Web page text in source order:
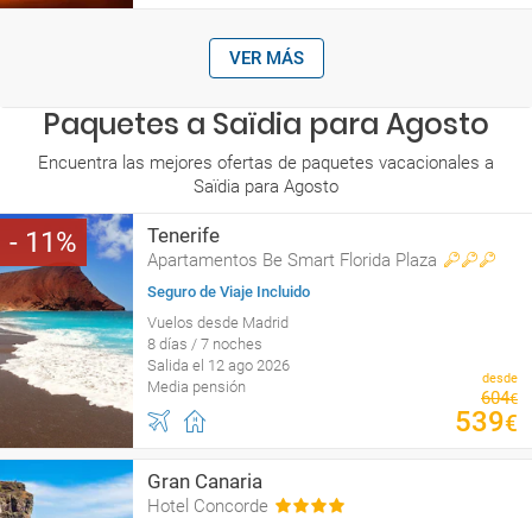
VER MÁS
Paquetes a Saïdia para Agosto
Encuentra las mejores ofertas de paquetes vacacionales a
Saïdia para Agosto
11 Tenerife
Apartamentos Be Smart Florida Plaza
Seguro de Viaje Incluido
Vuelos desde Madrid
8 días / 7 noches
Salida el 12 ago 2026
Media pensión
desde
604€
539€
Gran Canaria
Hotel Concorde